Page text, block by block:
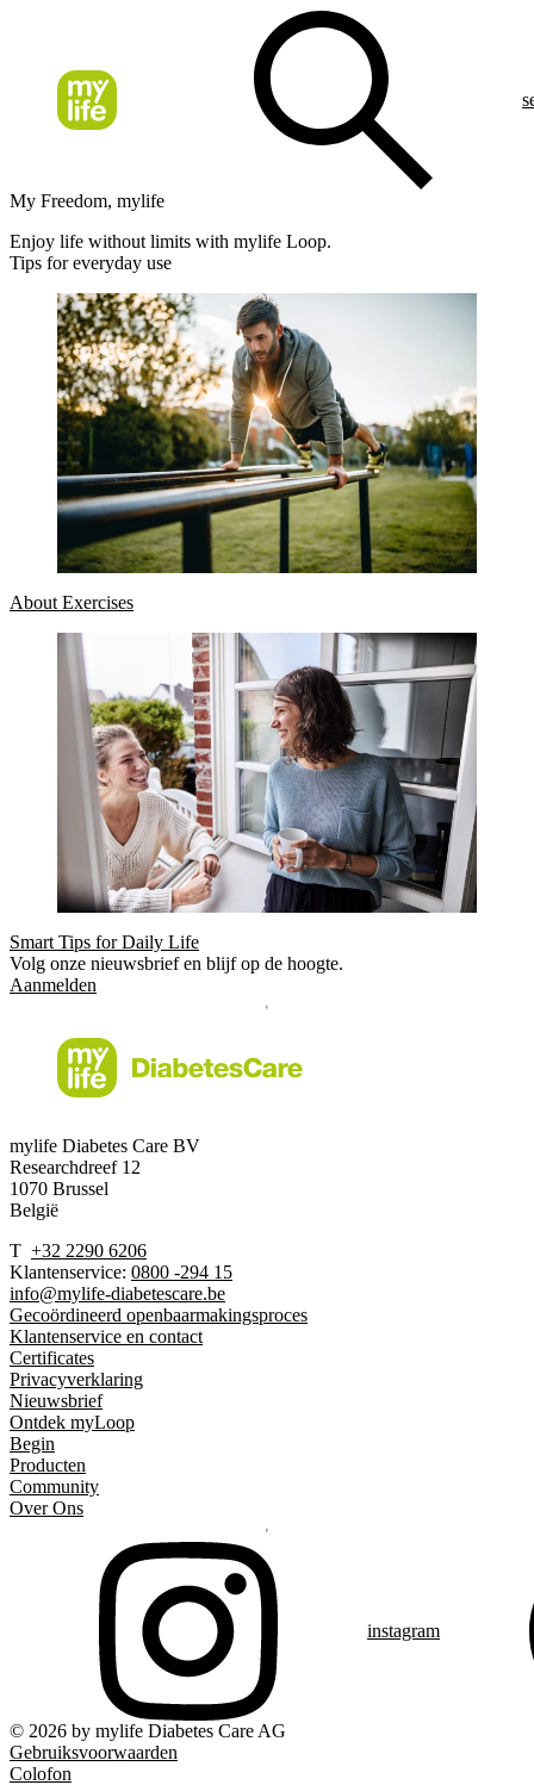
My Freedom, mylife
Enjoy life without limits with mylife Loop.
Tips for everyday use
About Exercises
Smart Tips for Daily Life
Volg onze nieuwsbrief en blijf op de hoogte.
Aanmelden
mylife Diabetes Care BV
Researchdreef 12
1070 Brussel
België
T +32 2290 6206
Klantenservice: 0800 -294 15
info@mylife-diabetescare.be
Gecoördineerd openbaarmakingsproces
Klantenservice en contact
Certificates
Privacyverklaring
Nieuwsbrief
Ontdek myLoop
Begin
Producten
Community
Over Ons
instagram
© 2026 by mylife Diabetes Care AG
Gebruiksvoorwaarden
Colofon